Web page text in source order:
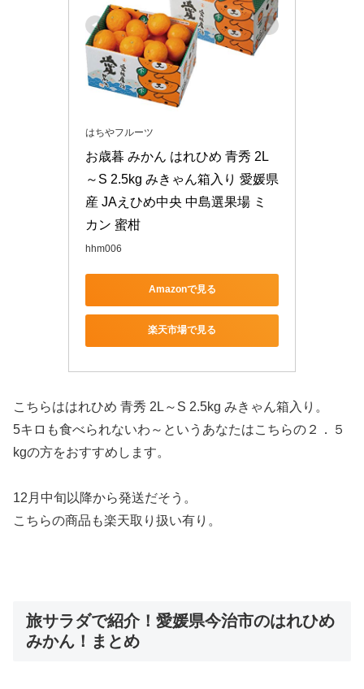
はちやフルーツ
お歳暮 みかん はれひめ 青秀 2L
～S 2.5kg みきゃん箱入り 愛媛県
産 JAえひめ中央 中島選果場 ミ
カン 蜜柑
hhm006
Amazonで見る
楽天市場で見る
こちらははれひめ 青秀 2L～S 2.5kg みきゃん箱入り。
5キロも食べられないわ～というあなたはこちらの２．５
kgの方をおすすめします。
12月中旬以降から発送だそう。
こちらの商品も楽天取り扱い有り。
旅サラダで紹介！愛媛県今治市のはれひめ
みかん！まとめ